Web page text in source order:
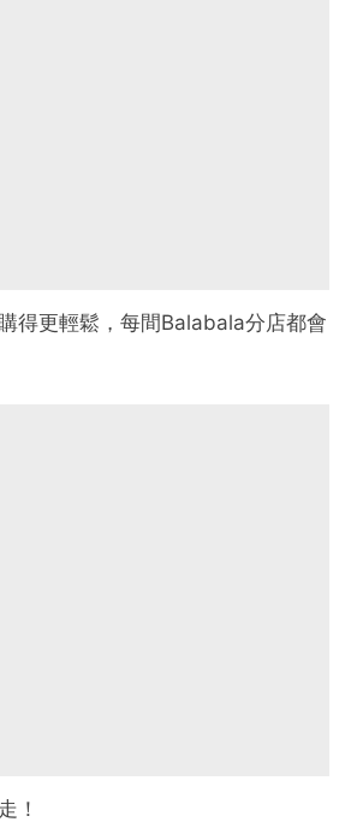
得更輕鬆，每間Balabala分店都會
！